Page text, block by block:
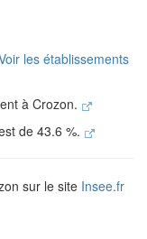
les établissements
à Crozon.
de 43.6 %.
sur le site Insee.fr